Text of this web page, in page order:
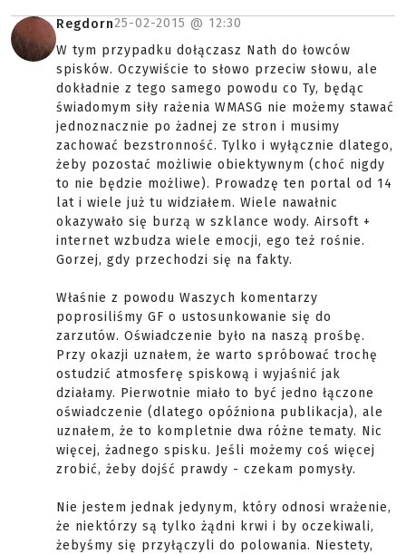
Regdorn25-02-2015 @ 12:30
W tym przypadku dołączasz Nath do łowców
spisków. Oczywiście to słowo przeciw słowu, ale
dokładnie z tego samego powodu co Ty, będąc
świadomym siły rażenia WMASG nie możemy stawać
jednoznacznie po żadnej ze stron i musimy
zachować bezstronność. Tylko i wyłącznie dlatego,
żeby pozostać możliwie obiektywnym (choć nigdy
to nie będzie możliwe). Prowadzę ten portal od 14
lat i wiele już tu widziałem. Wiele nawałnic
okazywało się burzą w szklance wody. Airsoft +
internet wzbudza wiele emocji, ego też rośnie.
Gorzej, gdy przechodzi się na fakty.
Właśnie z powodu Waszych komentarzy
poprosiliśmy GF o ustosunkowanie się do
zarzutów. Oświadczenie było na naszą prośbę.
Przy okazji uznałem, że warto spróbować trochę
ostudzić atmosferę spiskową i wyjaśnić jak
działamy. Pierwotnie miało to być jedno łączone
oświadczenie (dlatego opóźniona publikacja), ale
uznałem, że to kompletnie dwa różne tematy. Nic
więcej, żadnego spisku. Jeśli możemy coś więcej
zrobić, żeby dojść prawdy - czekam pomysły.
Nie jestem jednak jedynym, który odnosi wrażenie,
że niektórzy są tylko żądni krwi i by oczekiwali,
żebyśmy się przyłączyli do polowania. Niestety,